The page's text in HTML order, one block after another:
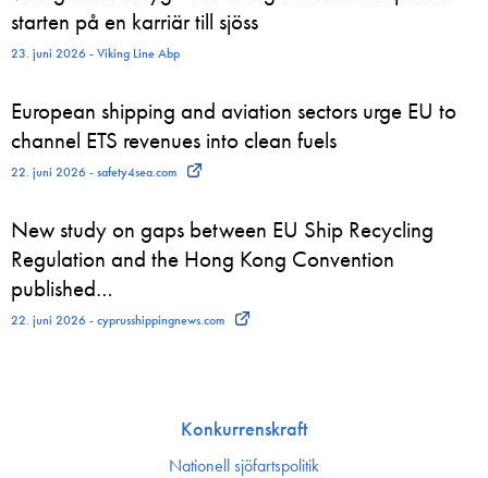
starten på en karriär till sjöss
23. juni 2026 - Viking Line Abp
European shipping and aviation sectors urge EU to
channel ETS revenues into clean fuels
22. juni 2026 - safety4sea.com
New study on gaps between EU Ship Recycling
Regulation and the Hong Kong Convention
published…
22. juni 2026 - cyprusshippingnews.com
Konkurrenskraft
Nationell sjöfartspolitik